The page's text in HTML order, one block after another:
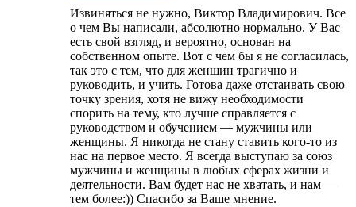
Извиняться не нужно, Виктор Владимирович. Все
о чем Вы написали, абсолютно нормально. У Вас
есть свой взгляд, и вероятно, основан на
собственном опыте. Вот с чем бы я не согласилась,
так это с тем, что для женщин трагично и
руководить, и учить. Готова даже отстаивать свою
точку зрения, хотя не вижу необходимости
спорить на тему, кто лучше справляется с
руководством и обучением — мужчины или
женщины. Я никогда не стану ставить кого-то из
нас на первое место. Я всегда выступаю за союз
мужчины и женщины в любых сферах жизни и
деятельности. Вам будет нас не хватать, и нам —
тем более:)) Спасибо за Ваше мнение.